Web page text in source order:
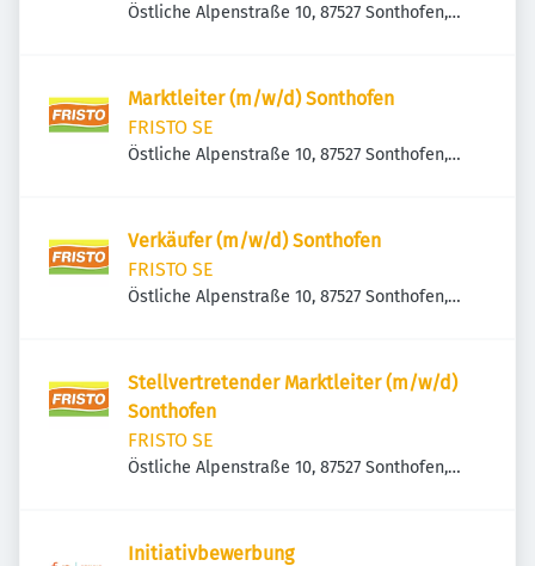
Östliche Alpenstraße 10, 87527 Sonthofen,
Marktleiter (m/w/d) Sonthofen
FRISTO SE
Östliche Alpenstraße 10, 87527 Sonthofen,
Verkäufer (m/w/d) Sonthofen
FRISTO SE
Östliche Alpenstraße 10, 87527 Sonthofen,
Stellvertretender Marktleiter (m/w/d)
Sonthofen
FRISTO SE
Östliche Alpenstraße 10, 87527 Sonthofen,
Initiativbewerbung